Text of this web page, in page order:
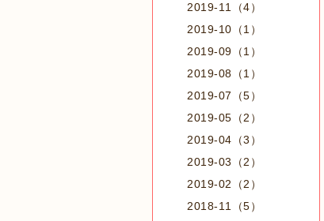
2019-11（4）
2019-10（1）
2019-09（1）
2019-08（1）
2019-07（5）
2019-05（2）
2019-04（3）
2019-03（2）
2019-02（2）
2018-11（5）